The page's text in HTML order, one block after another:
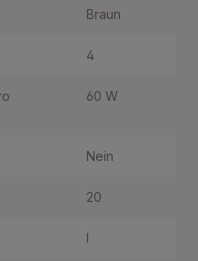
Braun
4
60 W
Nein
20
I